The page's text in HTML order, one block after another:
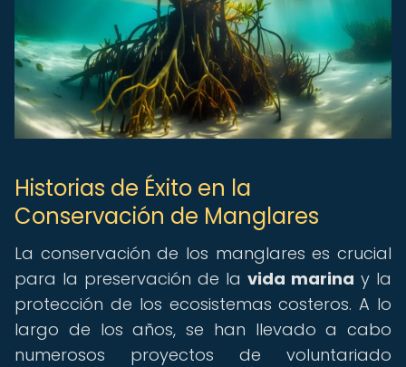
Historias de Éxito en la
Conservación de Manglares
La conservación de los manglares es crucial
para la preservación de la vida marina y la
protección de los ecosistemas costeros. A lo
largo de los años, se han llevado a cabo
numerosos proyectos de voluntariado